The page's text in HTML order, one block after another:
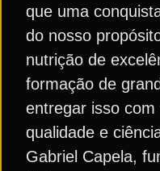
que uma
do nosso
nutrição de
formação de
entregar isso
qualidade e
Gabriel Capela,